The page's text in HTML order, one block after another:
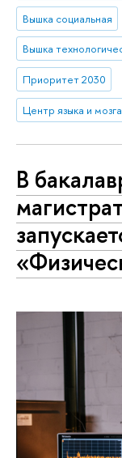
Вышка социальная
Вышка
Приоритет 2030
Центр языка и мозга
В